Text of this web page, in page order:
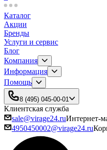
Каталог
Акции
Бренды
Услуги и сервис
Блог
Компания
Информация
Помощь
8 (495) 045-00-01
Клиентская служба
sale@virage24.ruИнтернет-
4950450002@virage24.ru